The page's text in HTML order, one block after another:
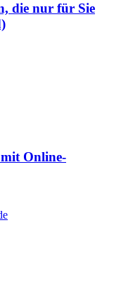
die nur für Sie
mit Online-